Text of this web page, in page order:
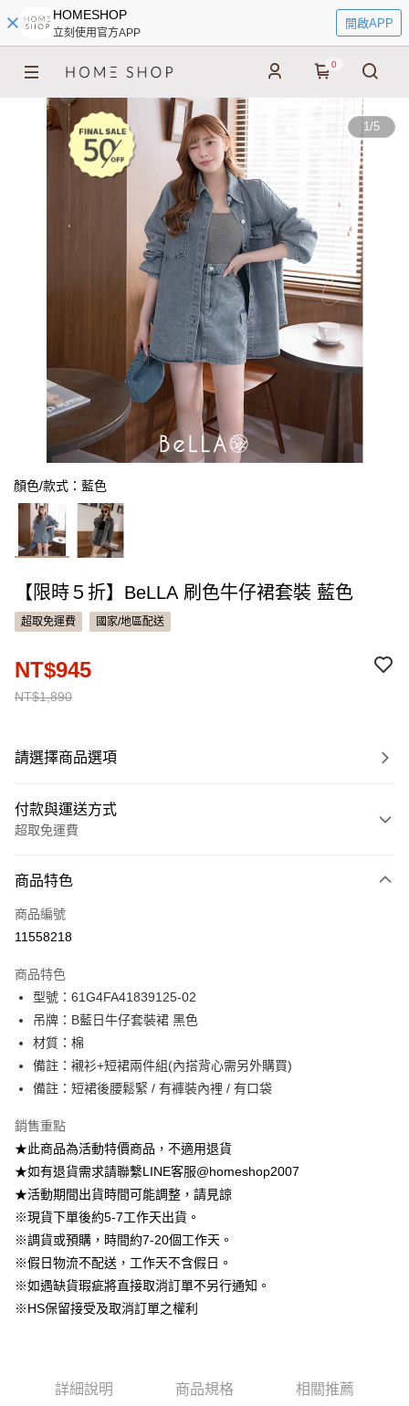
HOMESHOP
立刻使用官方APP
開啟APP
0
1/5
顏色/款式：藍色
【限時５折】BeLLA 刷色牛仔裙套裝 藍色
超取免運費 國家/地區配送
NT$1,890
NT$945
請選擇商品選項
付款與運送方式
超取免運費
信用卡一次付款
信用卡分期付款
合作金庫商業銀行
華南商業銀行
上海商業儲蓄銀行
國泰世華商業銀行
臺灣中小企業銀行
台中商業銀行
匯豐（台灣）商業銀行
華泰商業銀行
聯邦商業銀行
遠東國際商業銀行
元大商業銀行
台新國際商業銀行
中國信託商業銀行
台灣樂天信用卡公司
6 期 0 利率 每期
華南商業銀行
上海商業儲蓄銀行
國泰世華商業銀行
兆豐國際商業銀行
臺灣中小企業銀行
台中商業銀行
聯邦商業銀行
元大商業銀行
永豐商業銀行
玉山商業銀行
中國信託商業銀行
台灣樂天信用卡公司
12 期 0 利率 每期
合作金庫商業銀行
上海商業儲蓄銀行
台北富邦商業銀行
國泰世華商業銀行
兆豐國際商業銀行
匯豐（台灣）商業銀行
聯邦商業銀行
遠東國際商業銀行
元大商業銀行
永豐商業銀行
玉山商業銀行
星展（台灣）商業銀行
台新國際商業銀行
24 期 0 利率 每期
合作金庫商業銀行
第一商業銀行
華南商業銀行
彰化商業銀行
兆豐國際商業銀行
台中商業銀行
匯豐（台灣）商業銀行
華泰商業銀行
聯邦商業銀行
遠東國際商業銀行
元大商業銀行
永豐商業銀行
玉山商業銀行
星展（台灣）商業銀行
中國信託商業銀行
台灣樂天信用卡公司
LINE Pay
街口支付
悠遊付
大哥付你分期
相關說明
【大哥付你分期使用說明】
1.本服務由台灣大哥大提供，台灣大哥大用戶可立即使用無須另外申請。
2.付款方式選擇「大哥付你分期」，訂單成立後會自動跳轉到大哥付的交易
流程，驗證手機門號後，選擇欲分期的期數、繳款截止日，確認付款後即完
成交易。
【繳款方式說明】
AFTEE先享後付
相關說明
【關於「AFTEE先享後付」】
３．安心：先確認商品／服務後，再付款。
ATM付款
付款後全家取貨
商品特色
商品編號
11558218
商品特色
型號：61G4FA41839125-02
吊牌：B藍日牛仔套裝裙 黑色
材質：棉
備註：襯衫+短裙兩件組(內搭背心需另外購買)
備註：短裙後腰鬆緊 / 有褲裝內裡 / 有口袋
銷售重點
★此商品為活動特價商品，不適用退貨
★如有退貨需求請聯繫LINE客服@homeshop2007
★活動期間出貨時間可能調整，請見諒
※現貨下單後約5-7工作天出貨。
※調貨或預購，時間約7-20個工作天。
※假日物流不配送，工作天不含假日。
※如遇缺貨瑕疵將直接取消訂單不另行通知。
※HS保留接受及取消訂單之權利
詳細說明 商品規格 相關推薦